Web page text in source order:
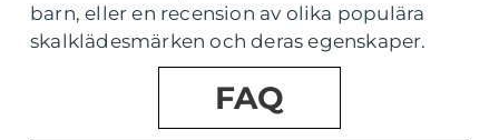
barn, eller en recension av olika populära
skalklädesmärken och deras egenskaper.
FAQ